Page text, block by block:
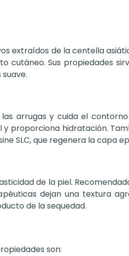
extraídos de la centella
cutáneo. Sus propiedades
arrugas y cuida el
proporciona hidratación.
SLC, que regenera la capa
de la piel.
dejan una textura
de la sequedad.
son: